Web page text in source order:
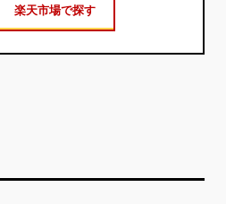
楽天市場で探す